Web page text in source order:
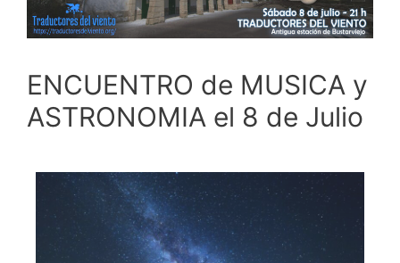
ENCUENTRO de MUSICA y
ASTRONOMIA el 8 de Julio